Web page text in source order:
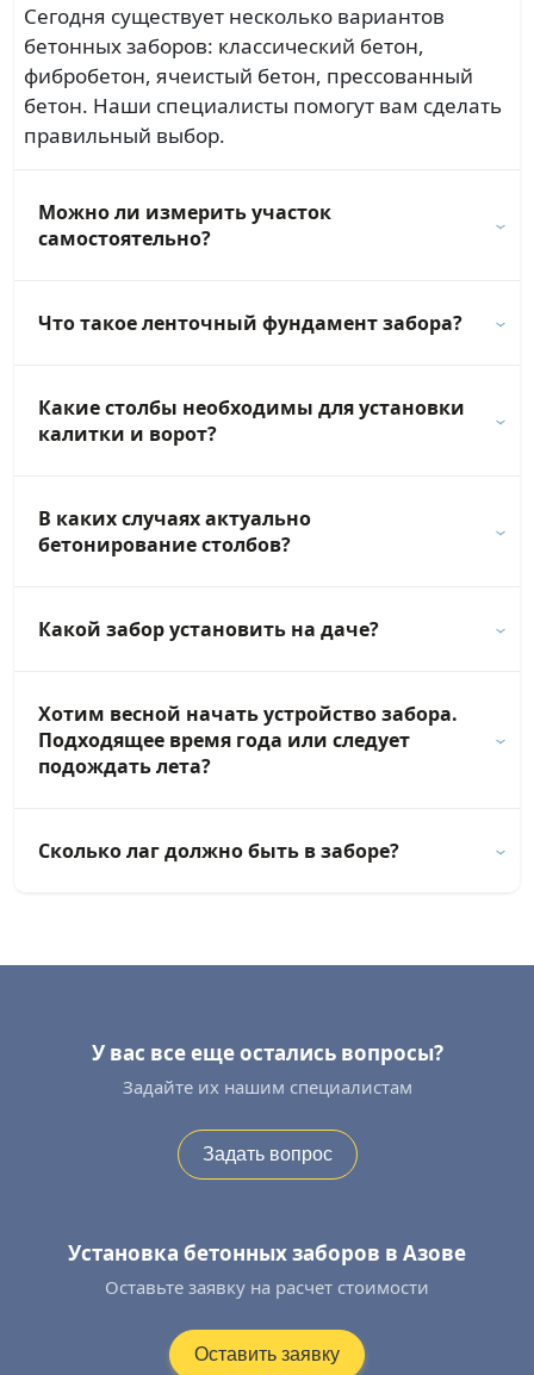
Сегодня существует несколько вариантов
бетонных заборов: классический бетон,
фибробетон, ячеистый бетон, прессованный
бетон. Наши специалисты помогут вам сделать
правильный выбор.
Можно ли измерить участок
самостоятельно?
Что такое ленточный фундамент забора?
Какие столбы необходимы для установки
калитки и ворот?
В каких случаях актуально
бетонирование столбов?
Какой забор установить на даче?
Хотим весной начать устройство забора.
Подходящее время года или следует
подождать лета?
Сколько лаг должно быть в заборе?
У вас все еще остались вопросы?
Задайте их нашим специалистам
Задать вопрос
Установка бетонных заборов в Азове
Оставьте заявку на расчет стоимости
Оставить заявку